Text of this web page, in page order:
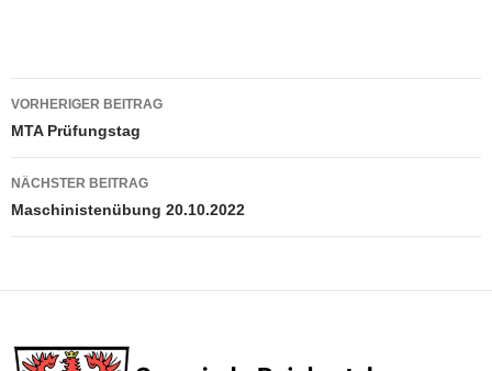
Beitragsnavigation
VORHERIGER BEITRAG
MTA Prüfungstag
NÄCHSTER BEITRAG
Maschinistenübung 20.10.2022